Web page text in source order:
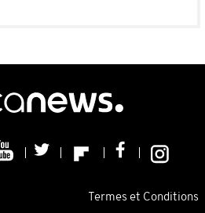
Termes et Conditions